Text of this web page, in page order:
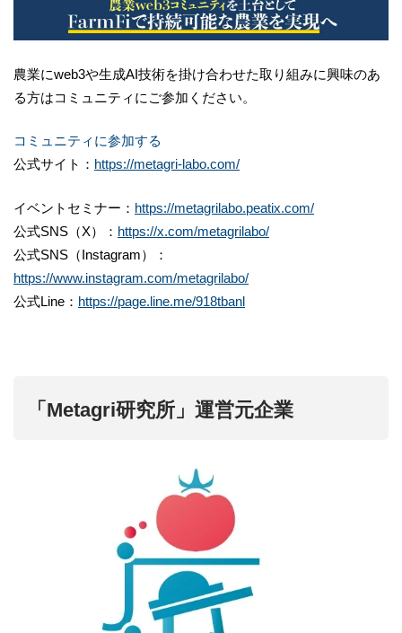
農業にweb3や生成AI技術を掛け合わせた取り組みに興味のあ
る方はコミュニティにご参加ください。
コミュニティに参加する
公式サイト： https://metagri-labo.com/
イベントセミナー： https://metagrilabo.peatix.com/
公式SNS（X）： https://x.com/metagrilabo/
公式SNS（Instagram）：
https://www.instagram.com/metagrilabo/
公式Line： https://page.line.me/918tbanl
「Metagri研究所」運営元企業